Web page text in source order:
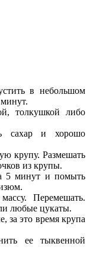
в небольшом
толкушкой либо
сахар и хорошо
крупу. Размешать
из крупы.
5 минут и помыть
Перемешать.
любые цукаты.
за это время крупа
ее тыквенной